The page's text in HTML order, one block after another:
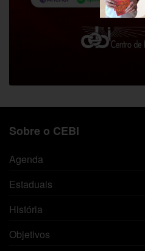
Sobre o CEBI
Agenda
Estaduais
História
Objetivos